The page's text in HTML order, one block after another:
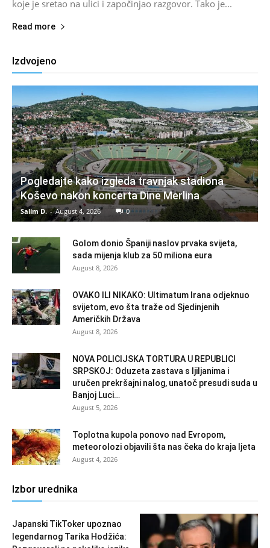
koje je sretao na ulici i započinjao razgovor. Tako je...
Read more
Izdvojeno
Pogledajte kako izgleda travnjak stadiona
Koševo nakon koncerta Dine Merlina
Salim D. - August 4, 2026 0
Golom donio Španiji naslov prvaka svijeta,
sada mijenja klub za 50 miliona eura
August 8, 2026
OVAKO ILI NIKAKO: Ultimatum Irana odjeknuo
svijetom, evo šta traže od Sjedinjenih
Američkih Država
August 8, 2026
NOVA POLICIJSKA TORTURA U REPUBLICI
SRPSKOJ: Oduzeta zastava s ljiljanima i
uručen prekršajni nalog, unatoč presudi suda u
Banjoj Luci…
August 5, 2026
Toplotna kupola ponovo nad Evropom,
meteorolozi objavili šta nas čeka do kraja ljeta
August 4, 2026
Izbor urednika
Japanski TikToker upoznao
legendarnog Tarika Hodžića: